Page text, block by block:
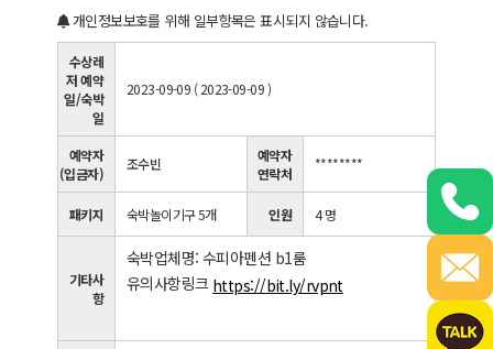
개인정보보호를 위해 일부항목은 표시되지 않습니다.
수상레
저 예약
일/숙박
일
2023-09-09 ( 2023-09-09 )
예약자
(입금자)
조수빈
예약자
연락처
********
패키지 숙박놀이기구 5개 인원 4 명
기타사
항
숙박업체명: 수피아펜션 b1룸
유의사항링크 https://bit.ly/rvpnt